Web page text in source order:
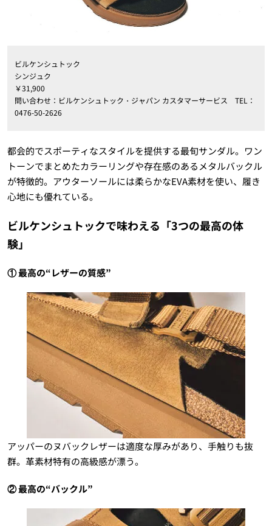
ビルケンシュトック
シンジュク
￥31,900
問い合わせ：ビルケンシュトック・ジャパン カスタマーサービス TEL：
0476-50-2626
都会的でスポーティなスタイルを提供する最旬サンダル。ワン
トーンでまとめたカラーリングや存在感のあるメタルバックル
が特徴的。アウターソールには柔らかなEVA素材を使い、履き
心地にも優れている。
ビルケンシュトックで味わえる「3つの最高の体
験」
① 最高の“レザーの質感”
アッパーのヌバックレザーは適度な厚みがあり、手触りも抜
群。革素材特有の高級感が漂う。
② 最高の“バックル”